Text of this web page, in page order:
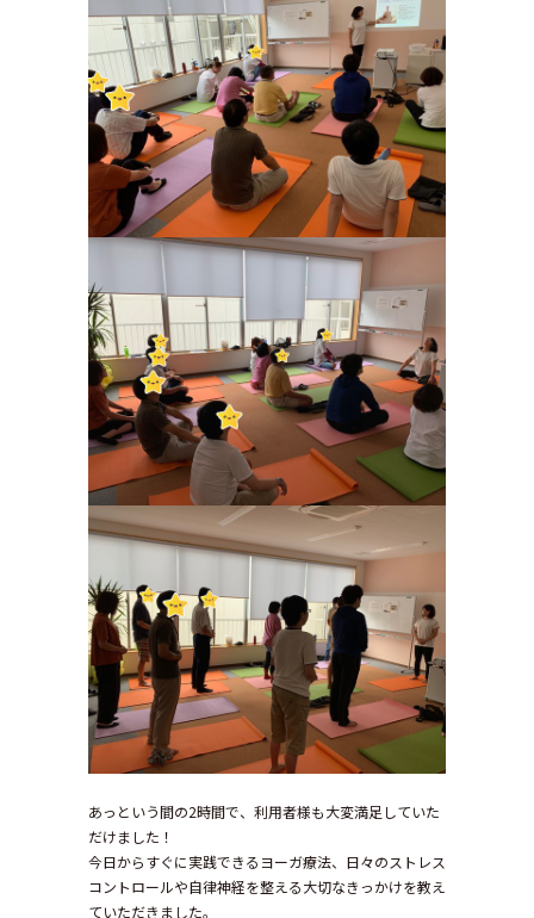
あっという間の2時間で、利用者様も大変満足していた
だけました！
今日からすぐに実践できるヨーガ療法、日々のストレス
コントロールや自律神経を整える大切なきっかけを教え
ていただきました。